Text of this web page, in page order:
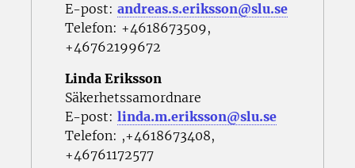
E-post: andreas.s.eriksson@slu.se
Telefon: +4618673509,
+46762199672
Linda Eriksson
Säkerhetssamordnare
E-post: linda.m.eriksson@slu.se
Telefon: ,+4618673408,
+46761172577